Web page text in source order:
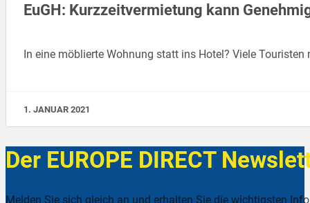
EuGH: Kurzzeitvermietung kann
In eine möblierte Wohnung statt ins Hotel? Viele
1. JANUAR 2021
Der EUROPE DIRECT
Melden Sie sich gleich an und erhalten Sie die wichtigsten